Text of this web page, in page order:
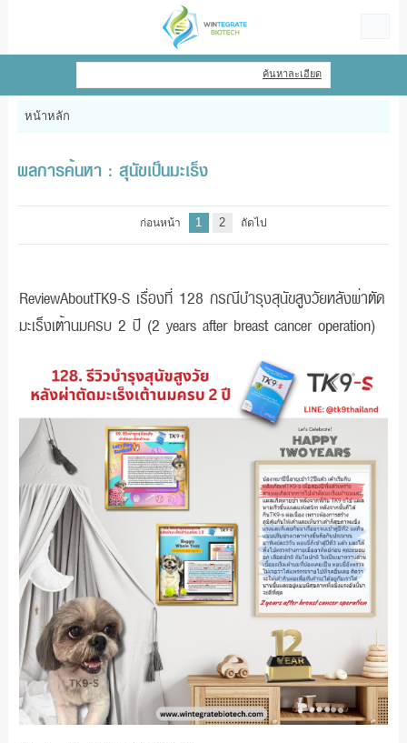
ไทย | English
หน้าหลัก
แจ้งชำระเงิน
ค้นหาละเอียด
หน้าหลัก
ผลการค้นหา : สุนัขเป็นมะเร็ง
ก่อนหน้า 1 2 ถัดไป
ReviewAboutTK9-S เรื่องที่ 128 กรณีบำรุงสุนัขสูงวัยหลังผ่าตัด
มะเร็งเต้านมครบ 2 ปี (2 years after breast cancer operation)